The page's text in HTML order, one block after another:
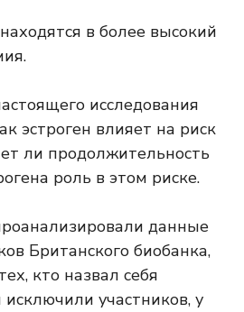
в более высокий
исследования
эстроген влияет на риск
ли продолжительность
роль в этом риске.
данные
Британского биобанка,
кто назвал себя
участников, у